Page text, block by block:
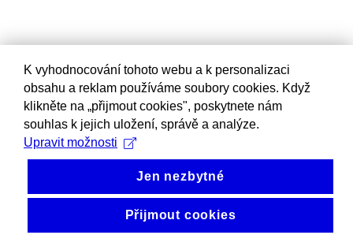
K vyhodnocování tohoto webu a k personalizaci
obsahu a reklam používáme soubory cookies. Když
klikněte na „přijmout cookies", poskytnete nám
souhlas k jejich uložení, správě a analýze.
Upravit možnosti
Jen nezbytné
Přijmout cookies